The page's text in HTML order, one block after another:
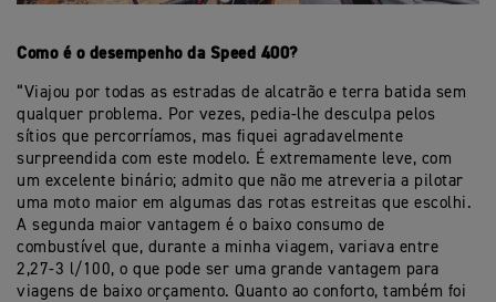
Como é o desempenho da Speed 400?
“Viajou por todas as estradas de alcatrão e terra batida sem
qualquer problema. Por vezes, pedia-lhe desculpa pelos
sítios que percorríamos, mas fiquei agradavelmente
surpreendida com este modelo. É extremamente leve, com
um excelente binário; admito que não me atreveria a pilotar
uma moto maior em algumas das rotas estreitas que escolhi.
A segunda maior vantagem é o baixo consumo de
combustível que, durante a minha viagem, variava entre
2,27-3 l/100, o que pode ser uma grande vantagem para
viagens de baixo orçamento. Quanto ao conforto, também foi